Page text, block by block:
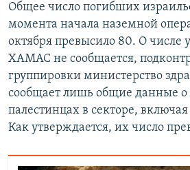
Общее число погибших
момента начала наземной
октября превысило 80. О числе
ХАМАС не сообщается,
группировки министерство
сообщает лишь общие данные
палестинцах в секторе,
Как утверждается, их число